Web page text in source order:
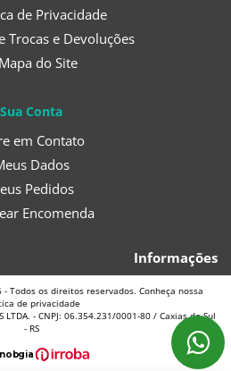
de Privacidade
Trocas e Devoluções
Mapa do Site
Sua Conta
em Contato
Dados
Pedidos
Encomenda
Informações
Todos os direitos reservados. Conheça nossa
de privacidade
LTDA. - CNPJ: 06.354.231/0001-80 / Caxias do Sul
- RS
ogia